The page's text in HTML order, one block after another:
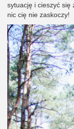
sytuację i cieszyć się
nic cię nie zaskoczy!